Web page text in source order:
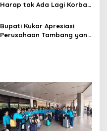
Harap tak Ada Lagi Korban
Tambang
Bupati Kukar Apresiasi
Perusahaan Tambang yang